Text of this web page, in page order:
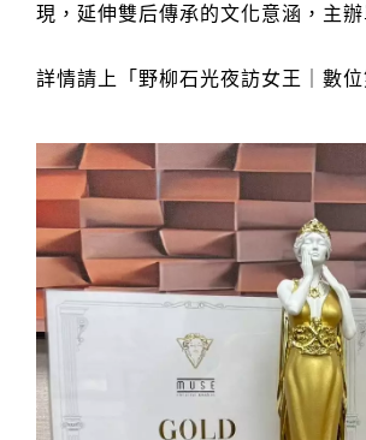
現，延伸雙后傳承的文化意涵，主
詳情請上「野柳石光夜訪女王｜數